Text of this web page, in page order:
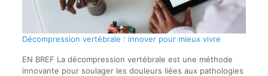
Décompression vertébrale : innover pour mieux vivre
EN BREF La décompression vertébrale est une méthode
innovante pour soulager les douleurs liées aux pathologies